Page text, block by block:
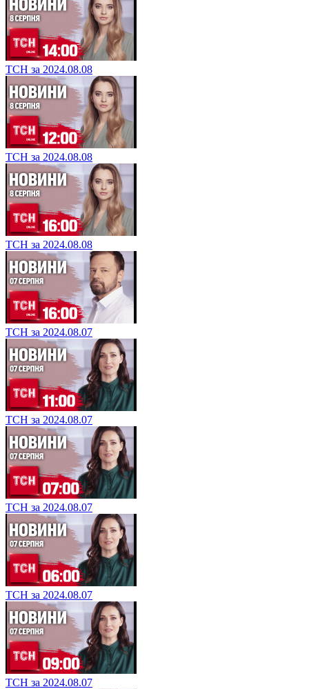
ТСН за 2024.08.08
ТСН за 2024.08.08
ТСН за 2024.08.08
ТСН за 2024.08.07
ТСН за 2024.08.07
ТСН за 2024.08.07
ТСН за 2024.08.07
ТСН за 2024.08.07